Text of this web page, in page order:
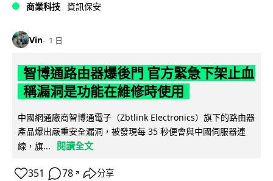
商業科技 資訊保安
Vin 1 日
智博通路由器爆後門 官方緊急下架止血
稱漏洞是功能在維修時使用
中國網通廠商智博通電子（Zbtlink Electronics）旗下的路由器
產品爆出嚴重安全漏洞，被發現每 35 秒便會與中國伺服器連
線，旗...
閱讀全文
351 78 ↗ 分享